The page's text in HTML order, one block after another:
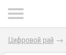
Цифровой рай →